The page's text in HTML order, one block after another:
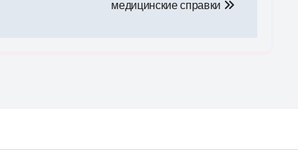
медицинские справки